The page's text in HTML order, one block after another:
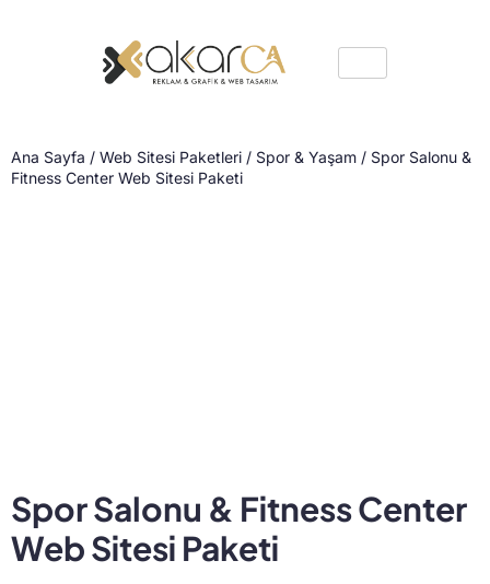
Ana Sayfa / Web Sitesi Paketleri / Spor & Yaşam / Spor Salonu &
Fitness Center Web Sitesi Paketi
Spor Salonu & Fitness Center
Web Sitesi Paketi